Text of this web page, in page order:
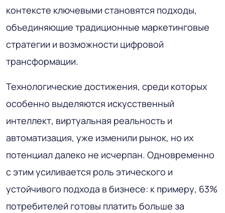
контексте ключевыми становятся подходы,
объединяющие традиционные маркетинговые
стратегии и возможности цифровой
трансформации.
Технологические достижения, среди которых
особенно выделяются искусственный
интеллект, виртуальная реальность и
автоматизация, уже изменили рынок, но их
потенциал далеко не исчерпан. Одновременно
с этим усиливается роль этического и
устойчивого подхода в бизнесе: к примеру, 63%
потребителей готовы платить больше за